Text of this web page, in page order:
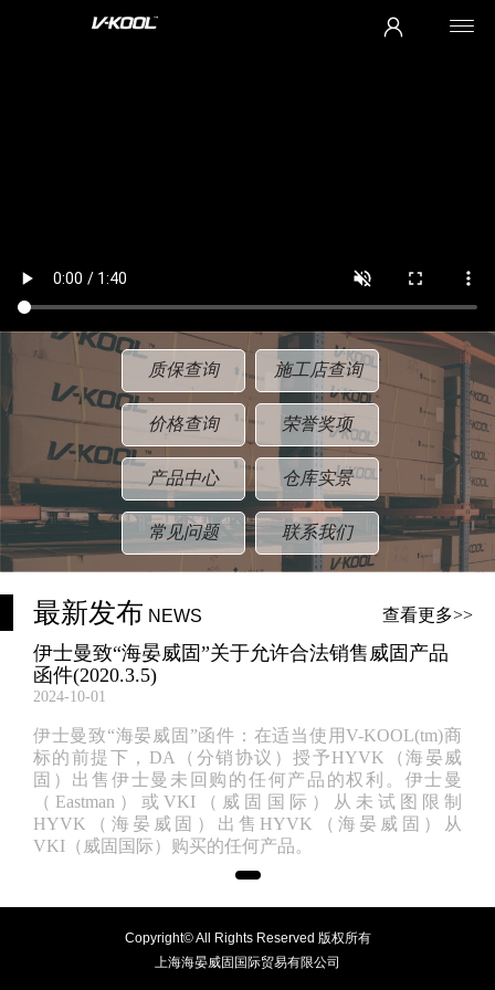
质保查询 施工店查询
价格查询 荣誉奖项
产品中心 仓库实景
常见问题 联系我们
最新发布 NEWS 查看更多>>
伊士曼致“海晏威固”关于允许合法销售威固产品
函件(2020.3.5)
2024-10-01
伊士曼致“海晏威固”函件：在适当使用V-KOOL(tm)商
标的前提下，DA（分销协议）授予HYVK（海晏威
固）出售伊士曼未回购的任何产品的权利。伊士曼
（Eastman）或VKI（威固国际）从未试图限制
HYVK（海晏威固）出售HYVK（海晏威固）从
VKI（威固国际）购买的任何产品。
Copyright© All Rights Reserved 版权所有
上海海晏威固国际贸易有限公司